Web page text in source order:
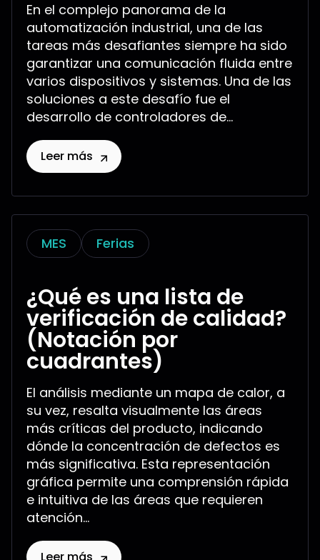
En el complejo panorama de la
automatización industrial, una de las
tareas más desafiantes siempre ha sido
garantizar una comunicación fluida entre
varios dispositivos y sistemas. Una de las
soluciones a este desafío fue el
desarrollo de controladores de...
Leer más
MES Ferias
¿Qué es una lista de
verificación de calidad?
(Notación por
cuadrantes)
El análisis mediante un mapa de calor, a
su vez, resalta visualmente las áreas
más críticas del producto, indicando
dónde la concentración de defectos es
más significativa. Esta representación
gráfica permite una comprensión rápida
e intuitiva de las áreas que requieren
atención...